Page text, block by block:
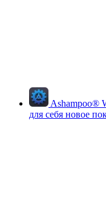
Ashampoo®
для себя новое